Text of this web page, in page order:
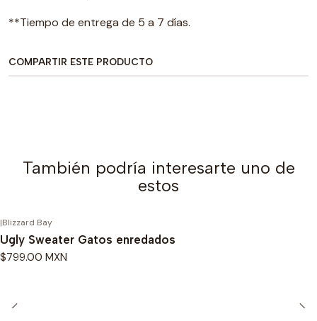
**Tiempo de entrega de 5 a 7 días.
COMPARTIR ESTE PRODUCTO
También podría interesarte uno de
estos
|Blizzard Bay
Ugly Sweater Gatos enredados
$799.00 MXN